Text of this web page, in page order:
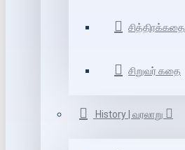
சித்திரக்கதை
சிறுவர் கதை
History | வரலாறு